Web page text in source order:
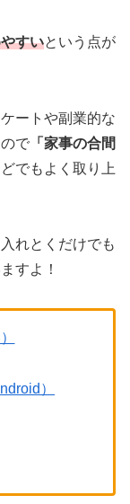
すいという点が
ートや副業的な
で 「家事の合間
でもよく取り上
れとくだけでも
すよ！
）